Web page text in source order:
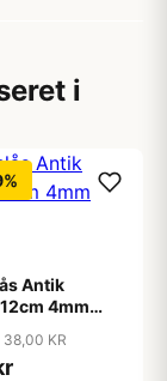
i
Antik
4mm
38,00 KR